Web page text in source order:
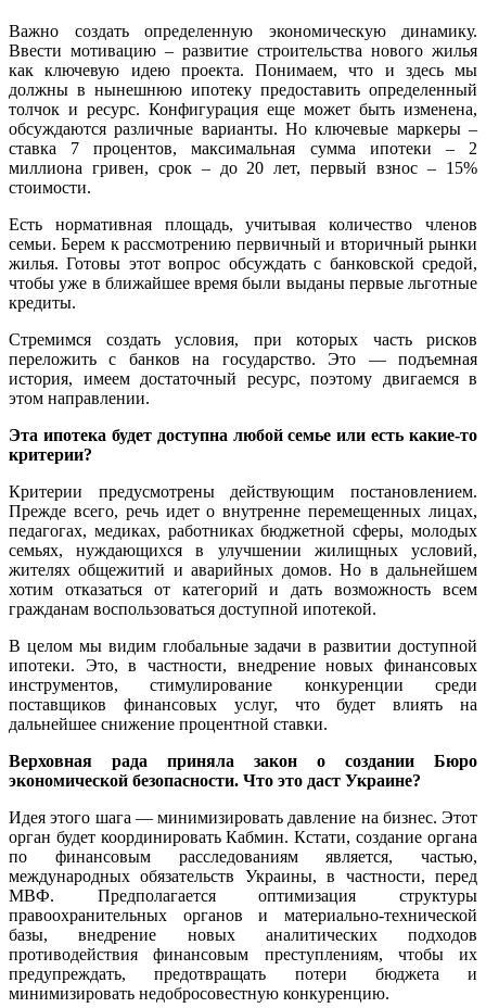
Важно создать определенную экономическую динамику.
Ввести мотивацию – развитие строительства нового жилья
как ключевую идею проекта. Понимаем, что и здесь мы
должны в нынешнюю ипотеку предоставить определенный
толчок и ресурс. Конфигурация еще может быть изменена,
обсуждаются различные варианты. Но ключевые маркеры –
ставка 7 процентов, максимальная сумма ипотеки – 2
миллиона гривен, срок – до 20 лет, первый взнос – 15%
стоимости.
Есть нормативная площадь, учитывая количество членов
семьи. Берем к рассмотрению первичный и вторичный рынки
жилья. Готовы этот вопрос обсуждать с банковской средой,
чтобы уже в ближайшее время были выданы первые льготные
кредиты.
Стремимся создать условия, при которых часть рисков
переложить с банков на государство. Это — подъемная
история, имеем достаточный ресурс, поэтому двигаемся в
этом направлении.
Эта ипотека будет доступна любой семье или есть какие-то
критерии?
Критерии предусмотрены действующим постановлением.
Прежде всего, речь идет о внутренне перемещенных лицах,
педагогах, медиках, работниках бюджетной сферы, молодых
семьях, нуждающихся в улучшении жилищных условий,
жителях общежитий и аварийных домов. Но в дальнейшем
хотим отказаться от категорий и дать возможность всем
гражданам воспользоваться доступной ипотекой.
В целом мы видим глобальные задачи в развитии доступной
ипотеки. Это, в частности, внедрение новых финансовых
инструментов, стимулирование конкуренции среди
поставщиков финансовых услуг, что будет влиять на
дальнейшее снижение процентной ставки.
Верховная рада приняла закон о создании Бюро
экономической безопасности. Что это даст Украине?
Идея этого шага — минимизировать давление на бизнес. Этот
орган будет координировать Кабмин. Кстати, создание органа
по финансовым расследованиям является, частью,
международных обязательств Украины, в частности, перед
МВФ. Предполагается оптимизация структуры
правоохранительных органов и материально-технической
базы, внедрение новых аналитических подходов
противодействия финансовым преступлениям, чтобы их
предупреждать, предотвращать потери бюджета и
минимизировать недобросовестную конкуренцию.